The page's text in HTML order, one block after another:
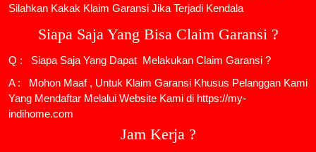
Silahkan Kakak Klaim Garansi Jika Terjadi Kendala
Siapa Saja Yang Bisa Claim Garansi ?
Q : Siapa Saja Yang Dapat Melakukan Claim Garansi ?
A : Mohon Maaf , Untuk Klaim Garansi Khusus Pelanggan Kami
Yang Mendaftar Melalui Website Kami di https://my-
indihome.com
Jam Kerja ?